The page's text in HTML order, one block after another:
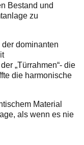
Bestand und
zu
dominanten
„Türrahmen“- die
die harmonische
Material
als wenn es nie